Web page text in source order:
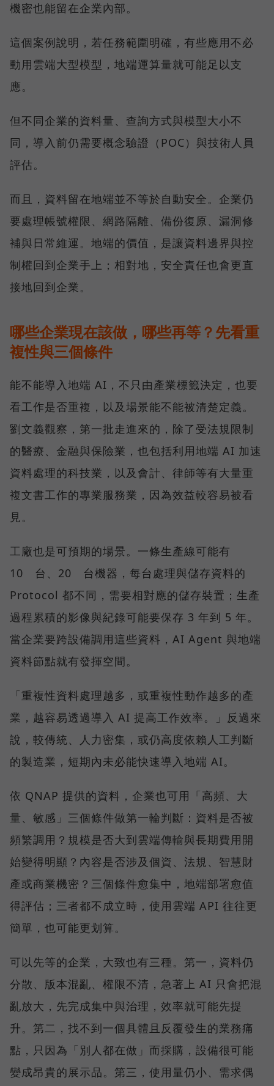
機密也能留在企業內部。
這個案例說明，若任務範圍明確，有些應用不必
動用雲端大型模型，地端運算量就可能足以支
應。
但不同企業的資料量、查詢方式與模型大小不
同，導入前仍需要概念驗證（POC）與技術人員
評估。
而且，資料留在地端並不等於自動安全。企業仍
要處理帳號權限、網路隔離、備份復原、漏洞修
補與日常維運。地端的價值，是讓資料邊界與控
制權回到企業手上；相對地，安全責任也會更直
接地回到企業。
哪些企業現在該做，哪些再等？先看重
複性與三個條件
能不能導入地端 AI，不只由產業標籤決定，也要
看工作是否重複，以及場景能不能被清楚定義。
劉文義觀察，第一批走進來的，除了受法規限制
的醫療、金融與保險業，也包括利用地端 AI 加速
資料處理的科技業，以及會計、律師等有大量重
複文書工作的專業服務業，因為效益較容易被看
見。
工廠也是可預期的場景。一條生產線可能有
10 台、20 台機器，每台處理與儲存資料的
Protocol 都不同，需要相對應的儲存裝置；生產
過程累積的影像與紀錄可能要保存 3 年到 5 年。
當企業要跨設備調用這些資料，AI Agent 與地端
資料節點就有發揮空間。
「重複性資料處理越多，或重複性動作越多的產
業，越容易透過導入 AI 提高工作效率。」反過來
說，較傳統、人力密集，或仍高度依賴人工判斷
的製造業，短期內未必能快速導入地端 AI。
依 QNAP 提供的資料，企業也可用「高頻、大
量、敏感」三個條件做第一輪判斷：資料是否被
頻繁調用？規模是否大到雲端傳輸與長期費用開
始變得明顯？內容是否涉及個資、法規、智慧財
產或商業機密？三個條件愈集中，地端部署愈值
得評估；三者都不成立時，使用雲端 API 往往更
簡單，也可能更划算。
可以先等的企業，大致也有三種。第一，資料仍
分散、版本混亂、權限不清，急著上 AI 只會把混
亂放大，先完成集中與治理，效率就可能先提
升。第二，找不到一個具體且反覆發生的業務痛
點，只因為「別人都在做」而採購，設備很可能
變成昂貴的展示品。第三，使用量仍小、需求偶